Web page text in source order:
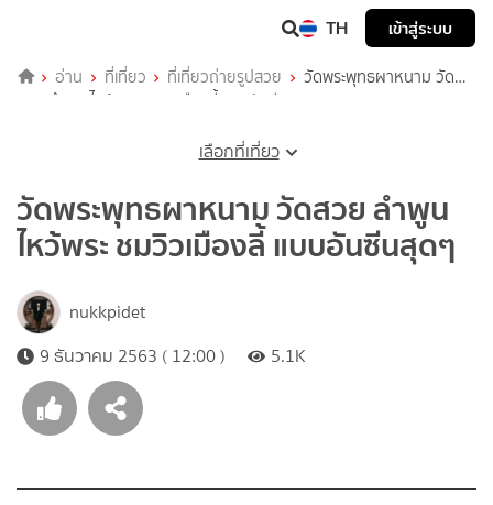
TH เข้าสู่ระบบ
อ่าน ที่เที่ยว ที่เที่ยวถ่ายรูปสวย
วัดพระพุทธผาหนาม วัด
สวย ลำพูน ไหว้พระ ชมวิวเมืองลี้ แบบอันซีนสุดๆ
เลือกที่เที่ยว
วัดพระพุทธผาหนาม วัดสวย ลำพูน
ไหว้พระ ชมวิวเมืองลี้ แบบอันซีนสุดๆ
nukkpidet
9 ธันวาคม 2563 ( 12:00 )
5.1K